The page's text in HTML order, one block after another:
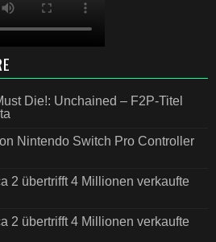
Die!: Unchained – F2P-Titel
Nintendo Switch Pro Controller
2 übertrifft 4 Millionen verkaufte
2 übertrifft 4 Millionen verkaufte